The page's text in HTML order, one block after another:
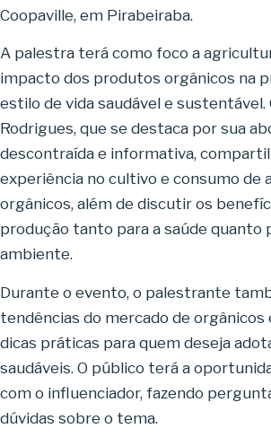
Coopaville, em Pirabeiraba.
A palestra terá como foco a
impacto dos produtos orgânicos na
estilo de vida saudável e sustentável.
Rodrigues, que se destaca por sua
descontraída e informativa,
experiência no cultivo e consumo de
orgânicos, além de discutir os
produção tanto para a saúde quanto
ambiente.
Durante o evento, o palestrante
tendências do mercado de orgânicos
dicas práticas para quem deseja
saudáveis. O público terá a
com o influenciador, fazendo
dúvidas sobre o tema.